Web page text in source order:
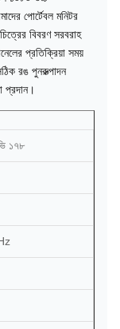
পোর্টেবল মনিটর
বিবরণ সরবরাহ
প্রতিক্রিয়া সময়
রঙ পুনরুত্পাদন
প্রদান।
১৭৮